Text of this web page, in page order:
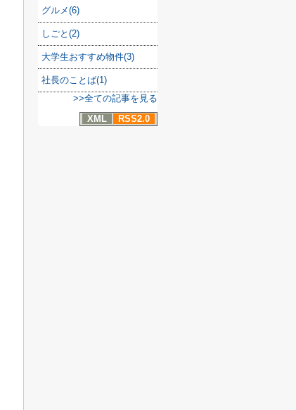
グルメ(6)
しごと(2)
大学生おすすめ物件(3)
社長のことば(1)
>>全ての記事を見る
XML
RSS2.0